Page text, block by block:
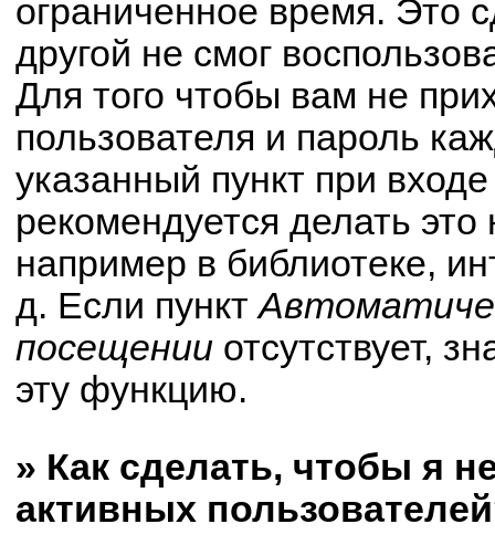
ограниченное время. Это
другой не смог
Для того чтобы вам не
пользователя и пароль
указанный пункт при
рекомендуется делать
например в библиотеке,
д. Если пункт
посещении отсутствует,
эту функцию.
» Как сделать, чтобы я
активных